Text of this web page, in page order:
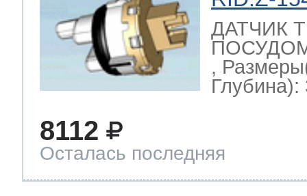
ДАТЧИК
,
Глубина):
8112
Осталась последняя